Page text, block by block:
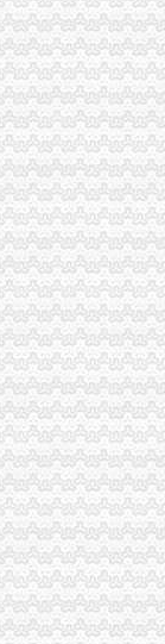
务员法》
十四年未间断
完成
做法
础建设